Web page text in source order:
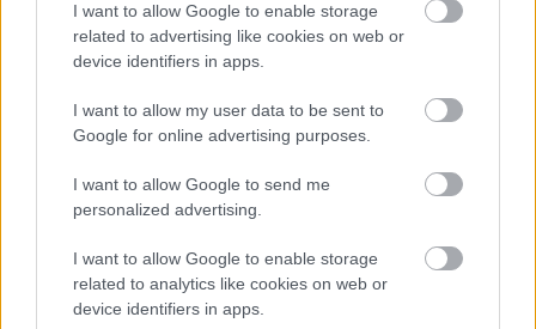
I want to allow Google to enable storage
related to advertising like cookies on web or
device identifiers in apps.
I want to allow my user data to be sent to
Google for online advertising purposes.
I want to allow Google to send me
personalized advertising.
I want to allow Google to enable storage
related to analytics like cookies on web or
device identifiers in apps.
We Happy Few - Ausztráliának túl sok
| 2018.05.23 20:38